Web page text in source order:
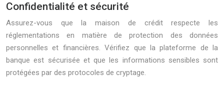
Confidentialité et sécurité
Assurez-vous que la maison de crédit respecte les
réglementations en matière de protection des données
personnelles et financières. Vérifiez que la plateforme de la
banque est sécurisée et que les informations sensibles sont
protégées par des protocoles de cryptage.